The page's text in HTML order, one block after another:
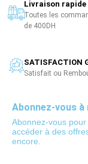
Livraison
Toutes les
de 400DH
SATISFACTION
Satisfait ou
Abonnez-vous
Abonnez-vous
accéder à des
encore.